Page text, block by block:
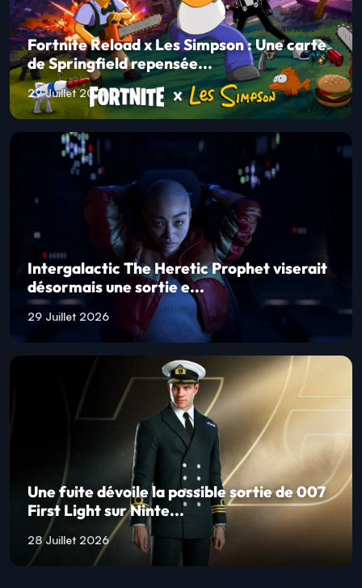
Fortnite Reload x Les Simpson : Une carte
de Springfield repensée...
29 Juillet 2026
Intergalactic The Heretic Prophet viserait
désormais une sortie e...
29 Juillet 2026
Une fuite dévoile la possible sortie de 007
First Light sur Ninte...
28 Juillet 2026